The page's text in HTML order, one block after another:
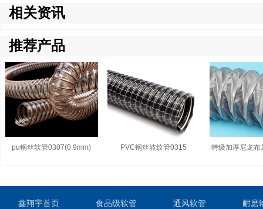
相关资讯
推荐产品
pu钢丝软管0307(0.9mm) PVC钢丝波纹管0315 特级加厚尼龙
鑫翔宇首页 食品级软管 通风软管 耐磨